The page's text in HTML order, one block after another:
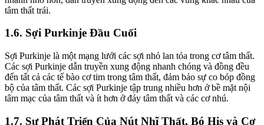
tâm thất trái.
1.6. Sợi Purkinje Đầu Cuối
Sợi Purkinje là một mạng lưới các sợi nhỏ lan tỏa trong cơ tâm thất.
Các sợi Purkinje dẫn truyền xung động nhanh chóng và đồng đều
đến tất cả các tế bào cơ tim trong tâm thất, đảm bảo sự co bóp đồng
bộ của tâm thất. Các sợi Purkinje tập trung nhiều hơn ở bề mặt nội
tâm mạc của tâm thất và ít hơn ở đáy tâm thất và các cơ nhú.
1.7. Sự Phát Triển Của Nút Nhĩ Thất, Bó His và Cơ